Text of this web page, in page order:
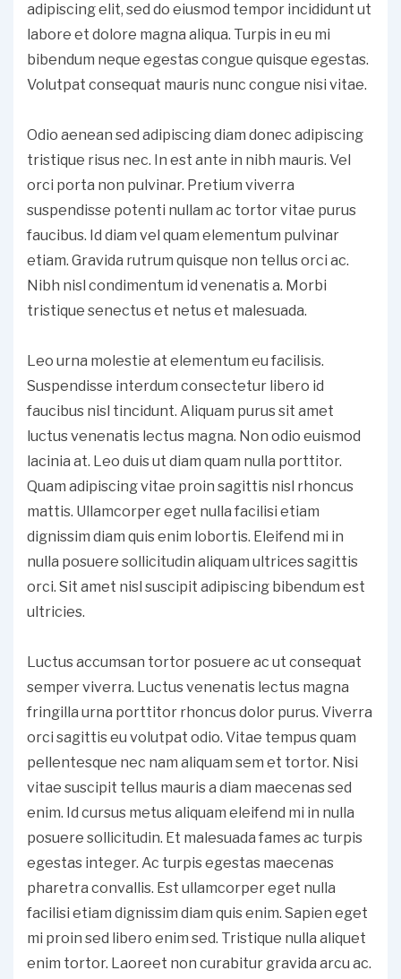
adipiscing elit, sed do eiusmod tempor incididunt ut
labore et dolore magna aliqua. Turpis in eu mi
bibendum neque egestas congue quisque egestas.
Volutpat consequat mauris nunc congue nisi vitae.
Odio aenean sed adipiscing diam donec adipiscing
tristique risus nec. In est ante in nibh mauris. Vel
orci porta non pulvinar. Pretium viverra
suspendisse potenti nullam ac tortor vitae purus
faucibus. Id diam vel quam elementum pulvinar
etiam. Gravida rutrum quisque non tellus orci ac.
Nibh nisl condimentum id venenatis a. Morbi
tristique senectus et netus et malesuada.
Leo urna molestie at elementum eu facilisis.
Suspendisse interdum consectetur libero id
faucibus nisl tincidunt. Aliquam purus sit amet
luctus venenatis lectus magna. Non odio euismod
lacinia at. Leo duis ut diam quam nulla porttitor.
Quam adipiscing vitae proin sagittis nisl rhoncus
mattis. Ullamcorper eget nulla facilisi etiam
dignissim diam quis enim lobortis. Eleifend mi in
nulla posuere sollicitudin aliquam ultrices sagittis
orci. Sit amet nisl suscipit adipiscing bibendum est
ultricies.
Luctus accumsan tortor posuere ac ut consequat
semper viverra. Luctus venenatis lectus magna
fringilla urna porttitor rhoncus dolor purus. Viverra
orci sagittis eu volutpat odio. Vitae tempus quam
pellentesque nec nam aliquam sem et tortor. Nisi
vitae suscipit tellus mauris a diam maecenas sed
enim. Id cursus metus aliquam eleifend mi in nulla
posuere sollicitudin. Et malesuada fames ac turpis
egestas integer. Ac turpis egestas maecenas
pharetra convallis. Est ullamcorper eget nulla
facilisi etiam dignissim diam quis enim. Sapien eget
mi proin sed libero enim sed. Tristique nulla aliquet
enim tortor. Laoreet non curabitur gravida arcu ac.